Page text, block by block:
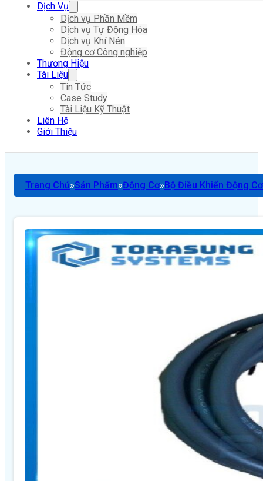
Dịch Vụ
Dịch vụ Phần Mềm
Dịch vụ Tự Động Hóa
Dịch vụ Khí Nén
Động cơ Công nghiệp
Thương Hiệu
Tài Liệu
Tin Tức
Case Study
Tài Liệu Kỹ Thuật
Liên Hệ
Giới Thiệu
Trang Chủ Sản Phẩm Động Cơ Bộ Điều Khiển Động Cơ